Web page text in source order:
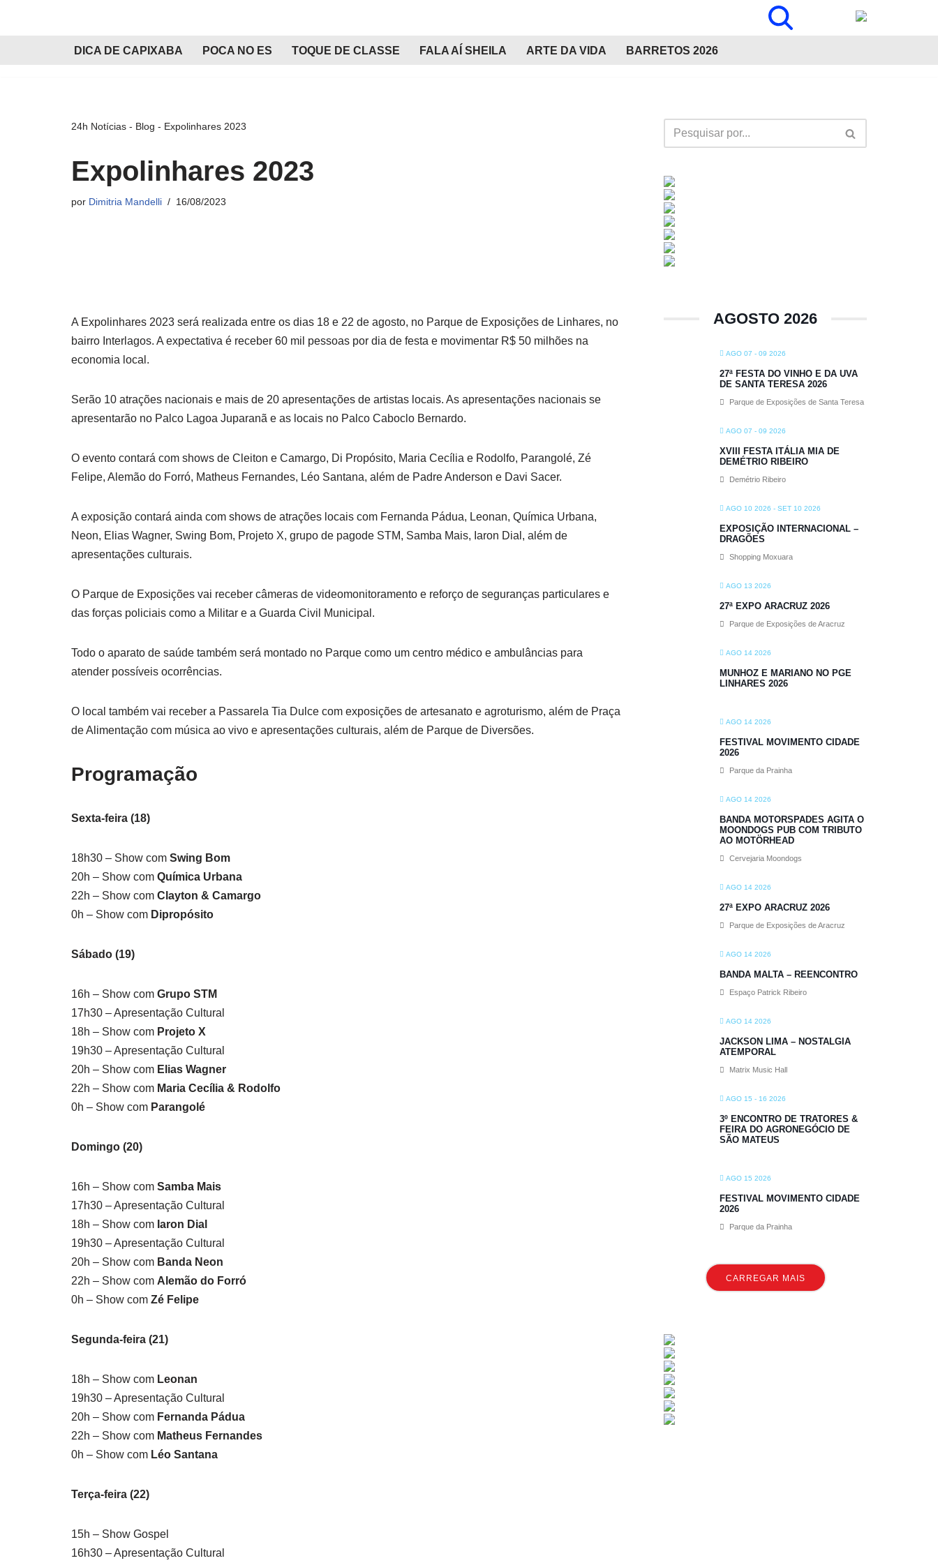
DICA DE CAPIXABA POCA NO ES TOQUE DE CLASSE FALA AÍ SHEILA ARTE DA VIDA BARRETOS 2026
24h Notícias - Blog - Expolinhares 2023
Expolinhares 2023
por Dimitria Mandelli 16/08/2023
A Expolinhares 2023 será realizada entre os dias 18 e 22 de agosto, no Parque de Exposições de Linhares, no
bairro Interlagos. A expectativa é receber 60 mil pessoas por dia de festa e movimentar R$ 50 milhões na
economia local.
Serão 10 atrações nacionais e mais de 20 apresentações de artistas locais. As apresentações nacionais se
apresentarão no Palco Lagoa Juparanã e as locais no Palco Caboclo Bernardo.
O evento contará com shows de Cleiton e Camargo, Di Propósito, Maria Cecília e Rodolfo, Parangolé, Zé
Felipe, Alemão do Forró, Matheus Fernandes, Léo Santana, além de Padre Anderson e Davi Sacer.
A exposição contará ainda com shows de atrações locais com Fernanda Pádua, Leonan, Química Urbana,
Neon, Elias Wagner, Swing Bom, Projeto X, grupo de pagode STM, Samba Mais, Iaron Dial, além de
apresentações culturais.
O Parque de Exposições vai receber câmeras de videomonitoramento e reforço de seguranças particulares e
das forças policiais como a Militar e a Guarda Civil Municipal.
Todo o aparato de saúde também será montado no Parque como um centro médico e ambulâncias para
atender possíveis ocorrências.
O local também vai receber a Passarela Tia Dulce com exposições de artesanato e agroturismo, além de Praça
de Alimentação com música ao vivo e apresentações culturais, além de Parque de Diversões.
Programação
Sexta-feira (18)
18h30 – Show com Swing Bom
20h – Show com Química Urbana
22h – Show com Clayton & Camargo
0h – Show com Dipropósito
Sábado (19)
16h – Show com Grupo STM
17h30 – Apresentação Cultural
18h – Show com Projeto X
19h30 – Apresentação Cultural
20h – Show com Elias Wagner
22h – Show com Maria Cecília & Rodolfo
0h – Show com Parangolé
Domingo (20)
16h – Show com Samba Mais
17h30 – Apresentação Cultural
18h – Show com Iaron Dial
19h30 – Apresentação Cultural
20h – Show com Banda Neon
22h – Show com Alemão do Forró
0h – Show com Zé Felipe
Segunda-feira (21)
18h – Show com Leonan
19h30 – Apresentação Cultural
20h – Show com Fernanda Pádua
22h – Show com Matheus Fernandes
0h – Show com Léo Santana
Terça-feira (22)
15h – Show Gospel
16h30 – Apresentação Cultural
AGOSTO 2026
AGO 07 - 09 2026
27ª FESTA DO VINHO E DA UVA
DE SANTA TERESA 2026
Parque de Exposições de Santa Teresa
AGO 07 - 09 2026
XVIII FESTA ITÁLIA MIA DE
DEMÉTRIO RIBEIRO
Demétrio Ribeiro
AGO 10 2026 - SET 10 2026
EXPOSIÇÃO INTERNACIONAL –
DRAGÕES
Shopping Moxuara
AGO 13 2026
27ª EXPO ARACRUZ 2026
Parque de Exposições de Aracruz
AGO 14 2026
MUNHOZ E MARIANO NO PGE
LINHARES 2026
AGO 14 2026
FESTIVAL MOVIMENTO CIDADE
2026
Parque da Prainha
AGO 14 2026
BANDA MOTORSPADES AGITA O
MOONDOGS PUB COM TRIBUTO
AO MOTÖRHEAD
Cervejaria Moondogs
AGO 14 2026
27ª EXPO ARACRUZ 2026
Parque de Exposições de Aracruz
AGO 14 2026
BANDA MALTA – REENCONTRO
Espaço Patrick Ribeiro
AGO 14 2026
JACKSON LIMA – NOSTALGIA
ATEMPORAL
Matrix Music Hall
AGO 15 - 16 2026
3º ENCONTRO DE TRATORES &
FEIRA DO AGRONEGÓCIO DE
SÃO MATEUS
AGO 15 2026
FESTIVAL MOVIMENTO CIDADE
2026
Parque da Prainha
CARREGAR MAIS